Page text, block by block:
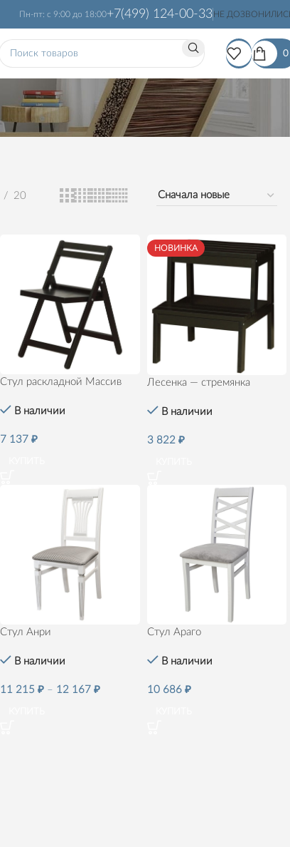
Пн-пт: с 9:00 до 18:00+7(499) 124-00-33НЕ
20
Стул раскладной Массив
В наличии
7 137₽
НОВИНКА
Лесенка — стремянка
В наличии
3 822 ₽
Стул Анри
В наличии
11 215₽ – 12 167₽
Стул Араго
В наличии
10 686 ₽